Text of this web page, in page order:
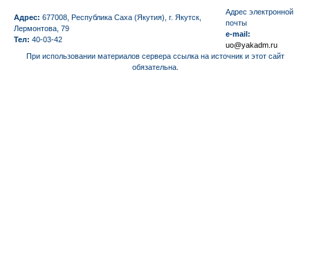
Адрес: 677008, Республика Саха (Якутия), г. Якутск,
Лермонтова, 79
Тел: 40-03-42
Aдрес электронной
почты
e-mail:
uo@yakadm.ru
При использовании материалов сервера ссылка на источник и этот сайт
обязательна.